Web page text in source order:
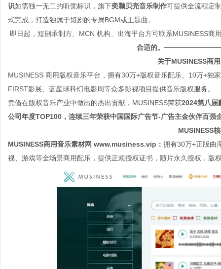
识如需独一无二的听觉标识，旗下奕颗贝壳音乐制作可提供全流程定
式完成，打造独属于短剧的专属BGM或主题曲。
即日起，短剧承制方、MCN 机构、出海平台方可联系MUSINESS商
合适的。
关于MUSINESS商
MUSINESS 商用版权音乐平台，拥有30万+版权音乐配乐、10万+独
FIRST影展、蓝星球科幻电影周等众多影视项目提供音乐版权服务。
凭借在版权音乐产业中做出的杰出贡献，MUSINESS荣获2024第八届
公司年度TOP100，连续三年荣获中国国际广告节-广告主金伙伴百强
MUSINESS
MUSINESS商用音乐素材网 www.musiness.vip： 拥有30万+正版曲
视、游戏等全场景商用配乐，提供正规授权证书，随片永久授权，版